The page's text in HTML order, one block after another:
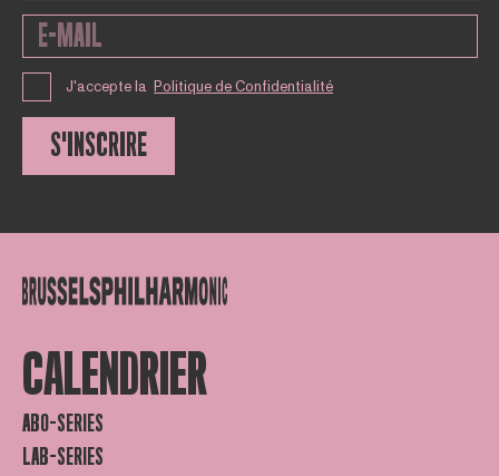
J'accepte la Politique de Confidentialité
S'INSCRIRE
CALENDRIER
ABO-SERIES
LAB-SERIES